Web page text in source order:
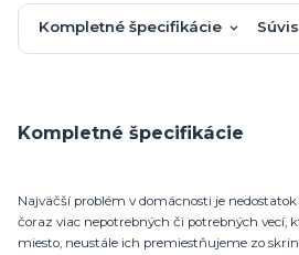
Kompletné špecifikácie
Kompletné špecifikácie
Najväčší problém v domácnosti je
čoraz viac nepotrebných či potrebných vecí,
miesto, neustále ich premiestňujeme zo